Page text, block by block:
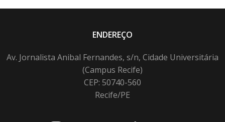
ENDEREÇO
Av. Jornalista Anibal Fernandes, s/n, Cidade Universitária
(Campus Recife)
CEP: 50740-560
Recife/PE